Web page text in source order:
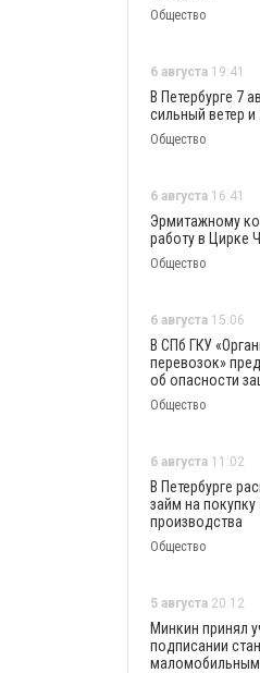
Общество
6 августа 19:41
В Петербурге 7
сильный ветер и
Общество
6 августа 16:41
Эрмитажному
работу в Цирке
Общество
6 августа 15:06
В СПб ГКУ
перевозок»
об опасности
Общество
6 августа 11:02
В Петербурге
займ на
производства
Общество
5 августа 20:12
Минкин принял
подписании